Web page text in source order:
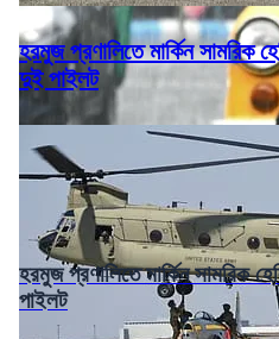
হরমুজ প্রণালিতে মার্কিন সামরিক
দুই পাইলট
হরমুজ প্রণালিতে মার্কিন সামরিক
পাইলট